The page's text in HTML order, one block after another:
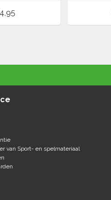
van Sport- en spelmateriaal